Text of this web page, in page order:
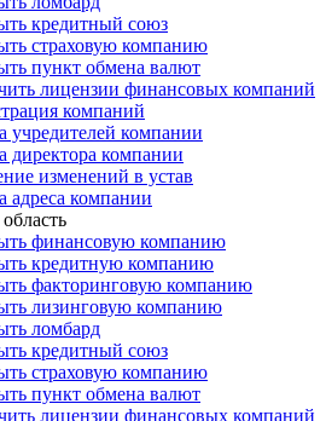
кредитный союз
страховую компанию
пункт обмена валют
лицензии финансовых компаний
компаний
учредителей компании
директора компании
изменений в устав
адреса компании
финансовую компанию
кредитную компанию
факторинговую компанию
лизинговую компанию
ломбард
кредитный союз
страховую компанию
пункт обмена валют
лицензии финансовых компаний